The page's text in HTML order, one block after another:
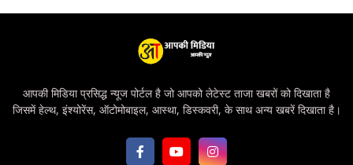
आपकी मिडिया प्रसिद्ध न्यूज पोर्टल है जो आपको लेटेस्ट ताजा खबरों को दिखाता है
जिसमें हेल्थ, इंश्योरेंस, ऑटोमोबाइल, आस्था, डिस्कवरी, के साथ अन्य खबरें दिखाता है।